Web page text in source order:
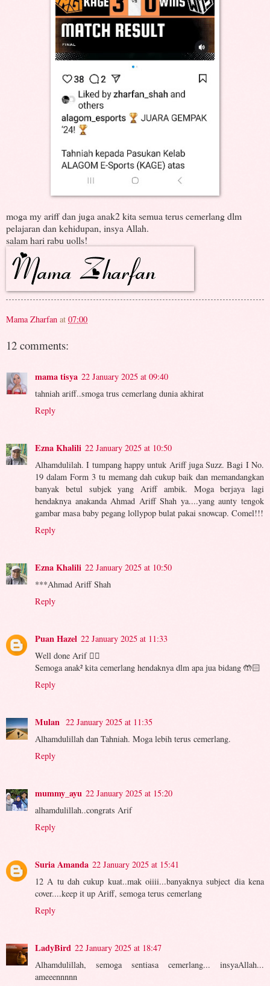
moga my ariff dan juga anak2 kita semua terus cemerlang dlm
pelajaran dan kehidupan, insya Allah.
salam hari rabu uolls!
Mama Zharfan at 07:00
12 comments:
mama tisya 22 January 2025 at 09:40
tahniah ariff..smoga trus cemerlang dunia akhirat
Reply
Ezna Khalili 22 January 2025 at 10:50
Alhamdulilah. I tumpang happy untuk Ariff juga Suzz. Bagi I No.
19 dalam Form 3 tu memang dah cukup baik dan memandangkan
banyak betul subjek yang Ariff ambik. Moga berjaya lagi
hendaknya anakanda Ahmad Ariff Shah ya....yang aunty tengok
gambar masa baby pegang lollypop bulat pakai snowcap. Comel!!!
Reply
Ezna Khalili 22 January 2025 at 10:50
***Ahmad Ariff Shah
Reply
Puan Hazel 22 January 2025 at 11:33
Well done Arif 👍🏻
Semoga anak² kita cemerlang hendaknya dlm apa jua bidang 🤲🏻
Reply
Mulan 22 January 2025 at 11:35
Alhamdulillah dan Tahniah. Moga lebih terus cemerlang.
Reply
mummy_ayu 22 January 2025 at 15:20
alhamdulillah..congrats Arif
Reply
Suria Amanda 22 January 2025 at 15:41
12 A tu dah cukup kuat..mak oiiii...banyaknya subject dia kena
cover....keep it up Ariff, semoga terus cemerlang
Reply
LadyBird 22 January 2025 at 18:47
Alhamdulillah, semoga sentiasa cemerlang... insyaAllah...
ameeennnnn